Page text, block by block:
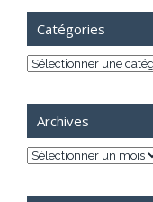
Catégories
Catégories
Archives
Archives